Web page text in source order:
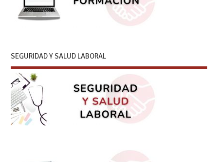
SEGURIDAD Y SALUD LABORAL